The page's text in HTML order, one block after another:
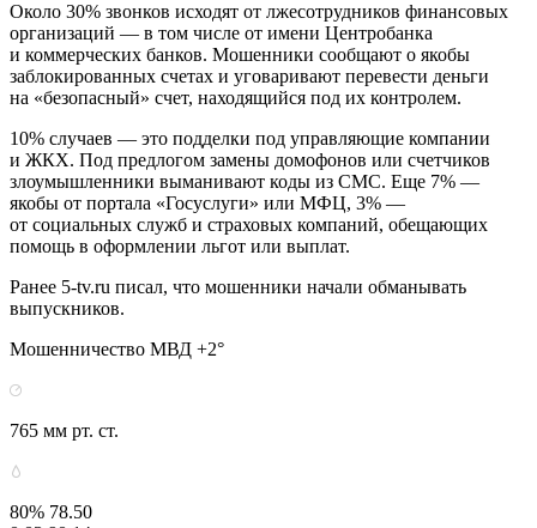
Около 30% звонков исходят от лжесотрудников финансовых
организаций — в том числе от имени Центробанка
и коммерческих банков. Мошенники сообщают о якобы
заблокированных счетах и уговаривают перевести деньги
на «безопасный» счет, находящийся под их контролем.
10% случаев — это подделки под управляющие компании
и ЖКХ. Под предлогом замены домофонов или счетчиков
злоумышленники выманивают коды из СМС. Еще 7% —
якобы от портала «Госуслуги» или МФЦ, 3% —
от социальных служб и страховых компаний, обещающих
помощь в оформлении льгот или выплат.
Ранее 5-tv.ru писал, что мошенники начали обманывать
выпускников.
Мошенничество МВД +2°
765 мм рт. ст.
80% 78.50